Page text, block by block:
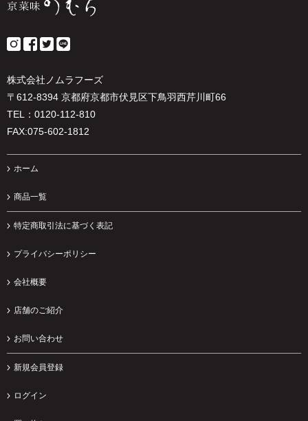
株式会社ノムラフーズ
〒612-8394 京都府京都市伏見区下鳥羽西芹川町66
TEL：0120-112-810
FAX:075-602-1812
ホーム
商品一覧
特定商取引法に基づく表記
プライバシーポリシー
会社概要
店舗のご紹介
お問い合わせ
新規会員登録
ログイン